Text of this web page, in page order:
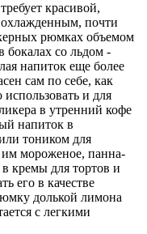
красивой,
почти
рюмках объемом
бокалах со льдом -
напиток еще более
сам по себе, как
и для
в утренний кофе
напиток в
тоником для
мороженое, панна-
кремы для тортов и
его в качестве
долькой лимона
с легкими